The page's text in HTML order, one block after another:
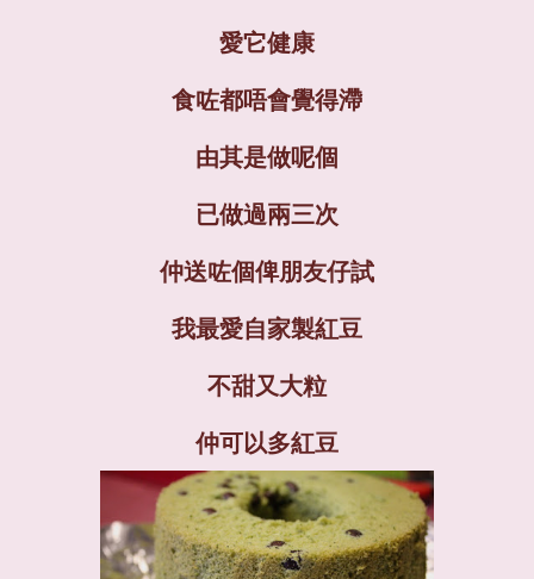
愛它健康
食咗都唔會覺得滯
由其是做呢個
已做過兩三次
仲送咗個俾朋友仔試
我最愛自家製紅豆
不甜又大粒
仲可以多紅豆